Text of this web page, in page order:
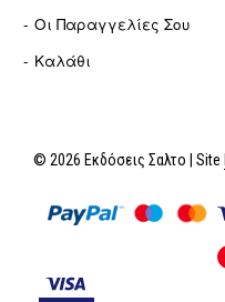
Οι Παραγγελίες Σου
Καλάθι
© 2026 Εκδόσεις Σαλτο | Site